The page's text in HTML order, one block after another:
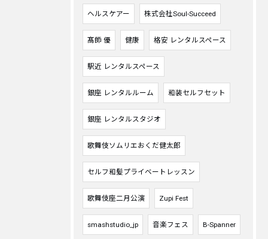
ヘルスケアー 株式会社Soul-Succeed
髙師 優 健康 格安 レンタルスペース
駅近 レンタルスペース
銀座 レンタルルーム 和装セルフセット
銀座 レンタルスタジオ
歌舞伎ソムリエおくだ健太郎
セルフ和髪プライベートレッスン
歌舞伎座二月公演 Zupi Fest
smashstudio_jp 音楽フェス B-Spanner